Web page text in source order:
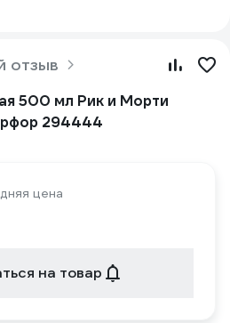
отзыв
500 мл Рик и Морти
294444
цена
на товар